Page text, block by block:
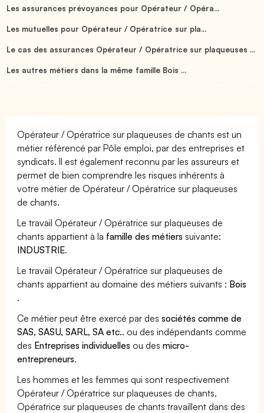
Les assurances prévoyances pour Opérateur / Opéra...
Les mutuelles pour Opérateur / Opératrice sur pla...
Le cas des assurances Opérateur / Opératrice sur plaqueuses ...
Les autres métiers dans la même famille Bois ...
Opérateur / Opératrice sur plaqueuses de chants est un
métier référencé par Pôle emploi, par des entreprises et
syndicats. Il est également reconnu par les assureurs et
permet de bien comprendre les risques inhérents à
votre métier de Opérateur / Opératrice sur plaqueuses
de chants.
Le travail Opérateur / Opératrice sur plaqueuses de
chants appartient à la famille des métiers suivante:
INDUSTRIE.
Le travail Opérateur / Opératrice sur plaqueuses de
chants appartient au domaine des métiers suivants : Bois
.
Ce métier peut être exercé par dessociétés comme de
SAS, SASU, SARL, SA etc.. ou des indépendants comme
des Entreprises individuelles ou desmicro-
entrepreneurs.
Les hommes et les femmes qui sont respectivement
Opérateur / Opératrice sur plaqueuses de chants,
Opératrice sur plaqueuses de chants travaillent dans des